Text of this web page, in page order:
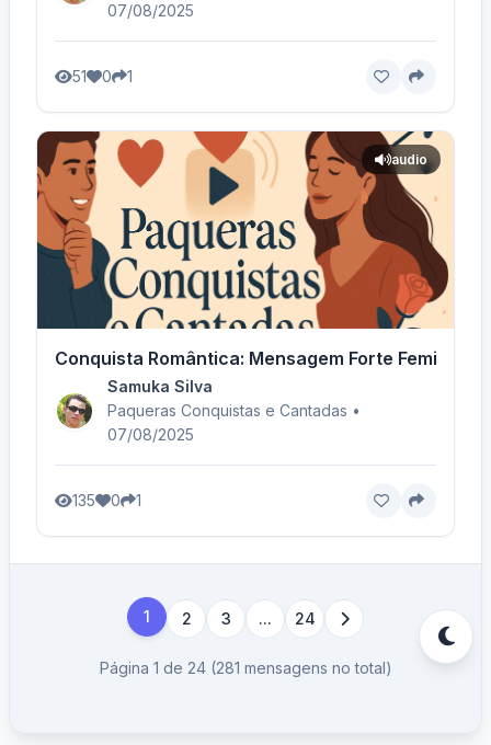
07/08/2025
51 0 1
audio
Conquista Romântica: Mensagem Forte Feminina -
Samuka Silva
Paqueras Conquistas e Cantadas •
07/08/2025
135 0 1
1 2 3 ... 24
Página 1 de 24 (281 mensagens no total)